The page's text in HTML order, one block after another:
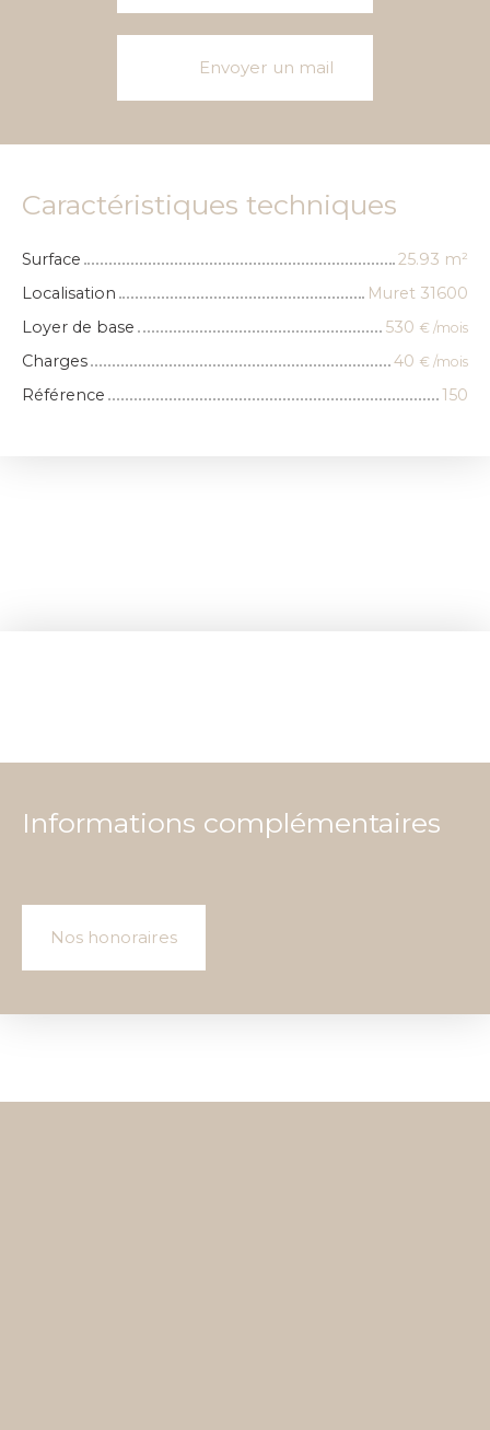
Envoyer un mail
Caractéristiques techniques
Surface 25.93 m²
Localisation
Muret 31600
Loyer de base
530 € /mois
Charges 40 € /mois
Référence 150
Informations complémentaires
Nos honoraires